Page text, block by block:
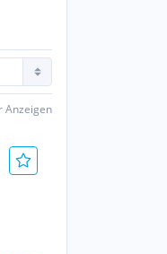
Anzeigen